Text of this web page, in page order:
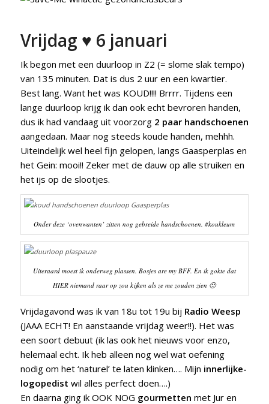
Vrijdag ♥ 6 januari
Ik begon met een duurloop in Z2 (= slome slak tempo)
van 135 minuten. Dat is dus 2 uur en een kwartier.
Best lang. Want het was KOUD!!!! Brrrr. Tijdens een
lange duurloop krijg ik dan ook echt bevroren handen,
dus ik had vandaag uit voorzorg 2 paar handschoenen
aangedaan. Maar nog steeds koude handen, mehhh.
Uiteindelijk wel heel fijn gelopen, langs Gaasperplas en
het Gein: mooi!! Zeker met de dauw op alle struiken en
het ijs op de slootjes.
Onder deze ‘ovenwanten’ zitten nog gebreide handschoenen. #koukleum
Uiteraard moest ik onderweg plassen. Bosjes are my BFF. En ik gokte dat
HIER niemand raar op zou kijken als ze me zouden zien 🙂
Vrijdagavond was ik van 18u tot 19u bij Radio Weesp
(JAAA ECHT! En aanstaande vrijdag weer!!). Het was
een soort debuut (ik las ook het nieuws voor enzo,
helemaal echt. Ik heb alleen nog wel wat oefening
nodig om het ‘naturel’ te laten klinken…. Mijn innerlijke-
logopedist wil alles perfect doen….)
En daarna ging ik OOK NOG gourmetten met Jur en